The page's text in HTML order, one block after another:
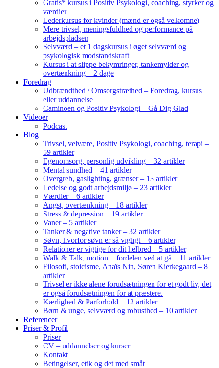
Gratis* kursus i Positiv Psykologi, coaching, styrker og
værdier
Lederkursus for kvinder (mænd er også velkomne)
Mere trivsel, meningsfuldhed og performance på
arbejdspladsen
Selvværd – et 1 dagskursus i øget selvværd og
psykologisk modstandskraft
Kursus i at slippe bekymringer, tankemylder og
overtænkning – 2 dage
Foredrag
Udbrændthed / Omsorgstræthed – Foredrag, kursus
eller uddannelse
Caminoen og Positiv Psykologi – Gå Dig Glad
Videoer
Podcast
Blog
Trivsel, velvære, Positiv Psykologi, coaching, terapi –
59 artikler
Egenomsorg, personlig udvikling – 32 artikler
Mental sundhed – 41 artikler
Overgreb, gaslighting, grænser – 13 artikler
Ledelse og godt arbejdsmiljø – 23 artikler
Værdier – 6 artikler
Angst, overtænkning – 18 artikler
Stress & depression – 19 artikler
Vaner – 5 artikler
Tanker & negative tanker – 32 artikler
Søvn, hvorfor søvn er så vigtigt – 6 artikler
Relationer er vigtige for dit helbred – 5 artikler
Walk & Talk, motion + fordelen ved at gå – 11 artikler
Filosofi, stoicisme, Anaïs Nin, Søren Kierkegaard – 8
artikler
Trivsel er ikke alene forudsætningen for et godt liv, det
er også forudsætningen for at præstere.
Kærlighed & Parforhold – 12 artikler
Børn & unge, selvværd og robusthed – 10 artikler
Referencer
Priser & Profil
Priser
CV – uddannelser og kurser
Kontakt
Betingelser, etik og det med småt